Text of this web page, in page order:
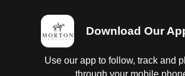
Download Our
Use our app to follow, track and